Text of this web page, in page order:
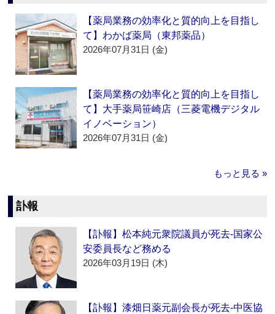
【薬局業務の効率化と質的向上を目指し
て】わかば薬局（東邦薬品）
2026年07月31日 (金)
【薬局業務の効率化と質的向上を目指し
て】大手薬局笹崎店（三菱電機デジタル
イノベーション）
2026年07月31日 (金)
もっと見る »
訃報
【訃報】松本純元衆院議員が死去‐国家公
安委員長など務める
2026年03月19日 (木)
【訃報】漆畑日薬元副会長が死去‐中医協